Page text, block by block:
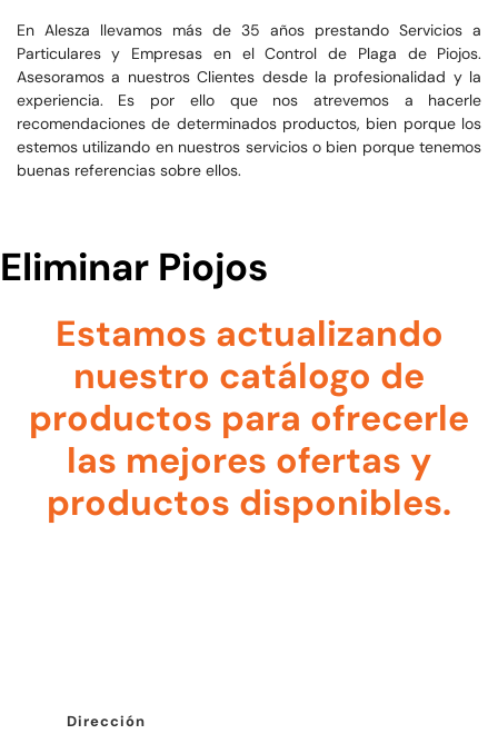
En Alesza llevamos más de 35 años prestando Servicios a
Particulares y Empresas en el Control de Plaga de Piojos.
Asesoramos a nuestros Clientes desde la profesionalidad y la
experiencia. Es por ello que nos atrevemos a hacerle
recomendaciones de determinados productos, bien porque los
estemos utilizando en nuestros servicios o bien porque tenemos
buenas referencias sobre ellos.
Eliminar Piojos
Estamos actualizando
nuestro catálogo de
productos para ofrecerle
las mejores ofertas y
productos disponibles.
Dirección